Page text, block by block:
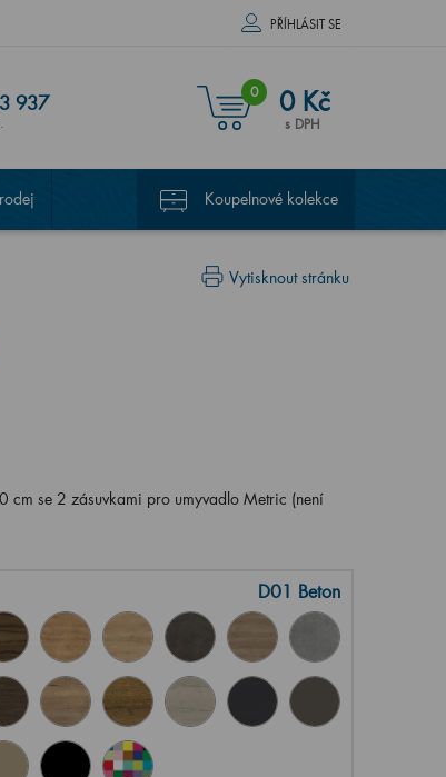
PŘÍHLÁSIT SE
937 0 0 Kč
s DPH
Koupelnové kolekce
Vytisknout stránku
cm se 2 zásuvkami pro umyvadlo Metric (není
D01 Beton